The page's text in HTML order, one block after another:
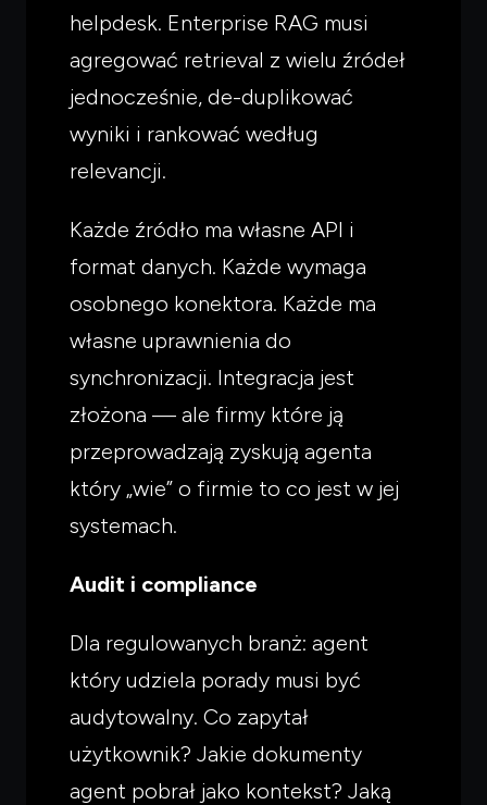
helpdesk. Enterprise RAG musi
agregować retrieval z wielu źródeł
jednocześnie, de-duplikować
wyniki i rankować według
relevancji.
Każde źródło ma własne API i
format danych. Każde wymaga
osobnego konektora. Każde ma
własne uprawnienia do
synchronizacji. Integracja jest
złożona — ale firmy które ją
przeprowadzają zyskują agenta
który „wie” o firmie to co jest w jej
systemach.
Audit i compliance
Dla regulowanych branż: agent
który udziela porady musi być
audytowalny. Co zapytał
użytkownik? Jakie dokumenty
agent pobrał jako kontekst? Jaką